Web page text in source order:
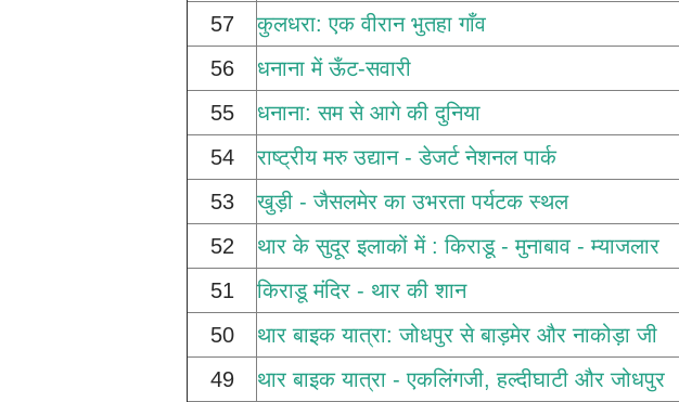
57
कुलधरा: एक वीरान भुतहा गाँव
56
धनाना में ऊँट-सवारी
55
धनाना: सम से आगे की दुनिया
54
राष्ट्रीय मरु उद्यान - डेजर्ट नेशनल पार्क
53
खुड़ी - जैसलमेर का उभरता पर्यटक स्थल
52
थार के सुदूर इलाकों में : किराडू - मुनाबाव - म्याजलार
51
किराडू मंदिर - थार की शान
50
थार बाइक यात्रा: जोधपुर से बाड़मेर और नाकोड़ा जी
49
थार बाइक यात्रा - एकलिंगजी, हल्दीघाटी और जोधपुर